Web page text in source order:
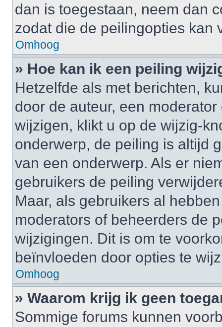
dan is toegestaan, neem dan
zodat die de peilingopties kan
Omhoog
» Hoe kan ik een peiling
Hetzelfde als met berichten,
door de auteur, een
wijzigen, klikt u op de wijzig-
onderwerp, de peiling is altijd
van een onderwerp. Als er
gebruikers de peiling
Maar, als gebruikers al
moderators of beheerders de
wijzigingen. Dit is om te
beïnvloeden door opties te
Omhoog
» Waarom krijg ik geen
Sommige forums kunnen